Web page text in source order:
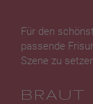
Für den
passende
Szene zu
BRAUT